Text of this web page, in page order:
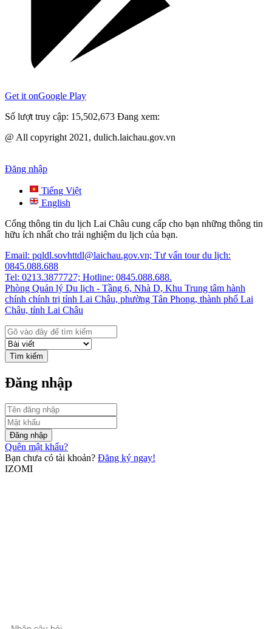
Get it onGoogle Play
Số lượt truy cập: 15,502,673 Đang xem:
@ All copyright 2021, dulich.laichau.gov.vn
Đăng nhập
Tiếng Việt
English
Cổng thông tin du lịch Lai Châu cung cấp cho bạn những thông tin
hữu ích nhất cho trải nghiệm du lịch của bạn.
Email: pqldl.sovhttdl@laichau.gov.vn; Tư vấn tour du lịch:
0845.088.688
Tel: 0213.3877727; Hotline: 0845.088.688.
Phòng Quản lý Du lịch - Tầng 6, Nhà D, Khu Trung tâm hành
chính chính trị tỉnh Lai Châu, phường Tân Phong, thành phố Lai
Châu, tỉnh Lai Châu
Tìm kiếm
Đăng nhập
Đăng nhập
Quên mật khẩu?
Bạn chưa có tài khoản? Đăng ký ngay!
IZOMI